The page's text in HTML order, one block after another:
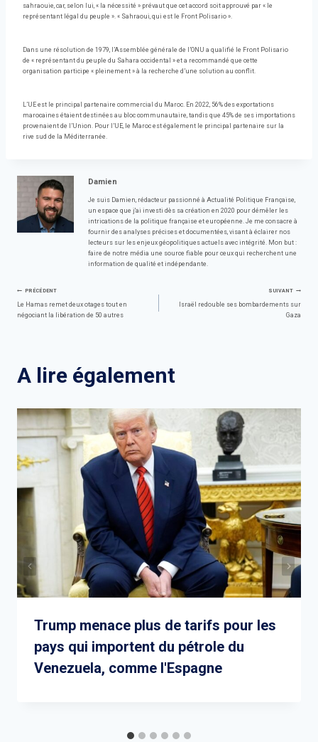
sahraouie, car, selon lui, « la nécessité » prévaut que cet accord soit approuvé par « le
représentant légal du peuple ». « Sahraoui, qui est le Front Polisario ».
Dans une résolution de 1979, l’Assemblée générale de l’ONU a qualifié le Front Polisario
de « représentant du peuple du Sahara occidental » et a recommandé que cette
organisation participe « pleinement » à la recherche d’une solution au conflit.
L’UE est le principal partenaire commercial du Maroc. En 2022, 56% des exportations
marocaines étaient destinées au bloc communautaire, tandis que 45% de ses importations
provenaient de l’Union. Pour l’UE, le Maroc est également le principal partenaire sur la
rive sud de la Méditerranée.
Damien
Je suis Damien, rédacteur passionné à Actualité Politique Française,
un espace que j'ai investi dès sa création en 2020 pour démêler les
intrications de la politique française et européenne. Je me consacre à
fournir des analyses précises et documentées, visant à éclairer nos
lecteurs sur les enjeux géopolitiques actuels avec intégrité. Mon but :
faire de notre média une source fiable pour ceux qui recherchent une
information de qualité et indépendante.
Navigation
PRÉCÉDENT
Le Hamas remet deux otages tout en
négociant la libération de 50 autres
SUIVANT
Israël redouble ses bombardements sur
Gaza
A lire également
Trump menace plus de tarifs pour les
pays qui importent du pétrole du
Venezuela, comme l'Espagne